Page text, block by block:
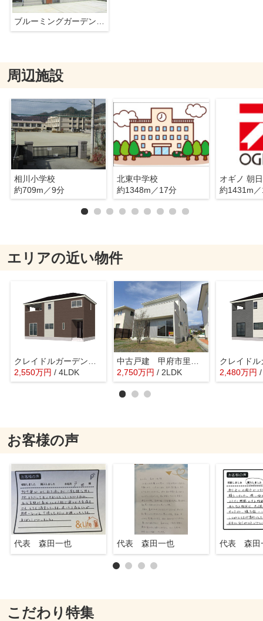
ブルーミングガーデン 甲府市屋形1丁目2号棟
周辺施設
相川小学校
約709m／9分
北東中学校
約1348m／17分
オギノ 朝
約1431m
エリアの近い物件
2,550万円 / 4LDK
2,750万円 / 2LDK 2,480万円
お客様の声
代表 森田一也 代表 森田一也 代表 森田
こだわり特集